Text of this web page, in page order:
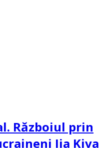
Războiul prin
Iia Kiva